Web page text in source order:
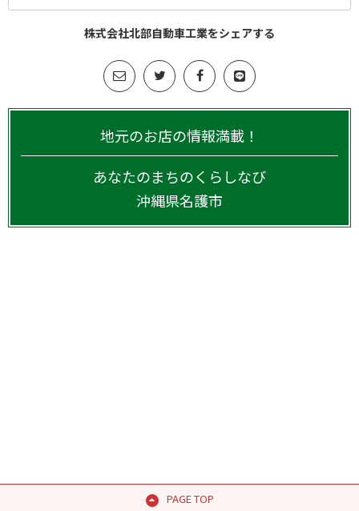
株式会社北部自動車工業をシェアする
地元のお店の情報満載！
あなたのまちのくらしなび
沖縄県名護市
PAGE TOP